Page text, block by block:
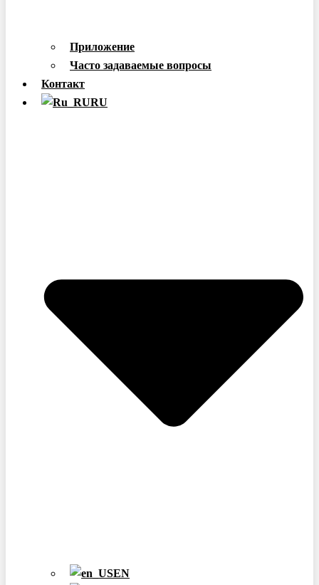
Приложение
Часто задаваемые вопросы
Контакт
RU
EN